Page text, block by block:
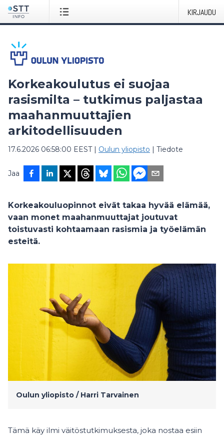
KIRJAUDU
Korkeakoulutus ei suojaa
rasismilta – tutkimus paljastaa
maahanmuuttajien
arkitodellisuuden
17.6.2026 06:58:00 EEST| Oulun yliopisto | Tiedote
Jaa
Korkeakouluopinnot eivät takaa hyvää elämää,
vaan monet maahanmuuttajat joutuvat
toistuvasti kohtaamaan rasismia ja työelämän
esteitä.
Oulun yliopisto / Harri Tarvainen
Tämä käy ilmi väitöstutkimuksesta, joka nostaa esiin